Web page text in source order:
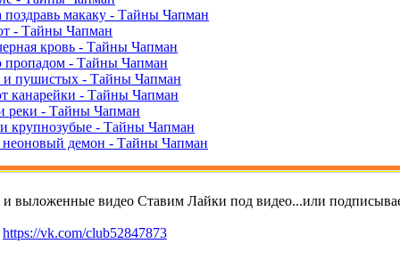
макаку - Тайны Чапман
- Тайны Чапман
кровь - Тайны Чапман
пропадом - Тайны Чапман
и пушистых - Тайны Чапман
канарейки - Тайны Чапман
реки - Тайны Чапман
крупнозубые - Тайны Чапман
неоновый демон - Тайны Чапман
и выложенные видео Ставим Лайки под видео...или
https://vk.com/club52847873